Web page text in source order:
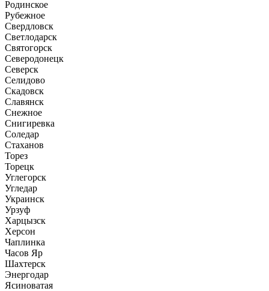
Родинское
Рубежное
Свердловск
Светлодарск
Святогорск
Северодонецк
Северск
Селидово
Скадовск
Славянск
Снежное
Снигиревка
Соледар
Стаханов
Торез
Торецк
Углегорск
Угледар
Украинск
Урзуф
Харцызск
Херсон
Чаплинка
Часов Яр
Шахтерск
Энергодар
Ясиноватая